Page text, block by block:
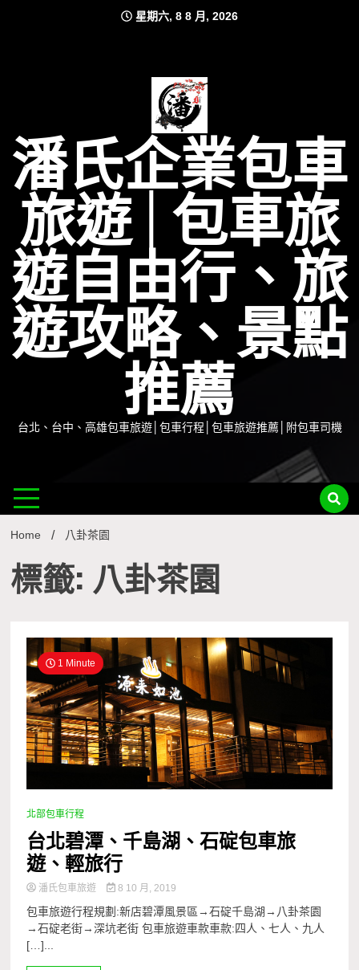
星期六, 8 8 月, 2026
潘氏企業包車
旅遊│包車旅
遊自由行、旅
遊攻略、景點
推薦
台北、台中、高雄包車旅遊│包車行程│包車旅遊推薦│附包車司機
Home 八卦茶園
標籤: 八卦茶園
1 Minute
北部包車行程
台北碧潭、千島湖、石碇包車旅
遊、輕旅行
潘氏包車旅遊 8 10 月, 2019
包車旅遊行程規劃:新店碧潭風景區→石碇千島湖→八卦茶園
→石碇老街→深坑老街 包車旅遊車款車款:四人、七人、九人
[…]...